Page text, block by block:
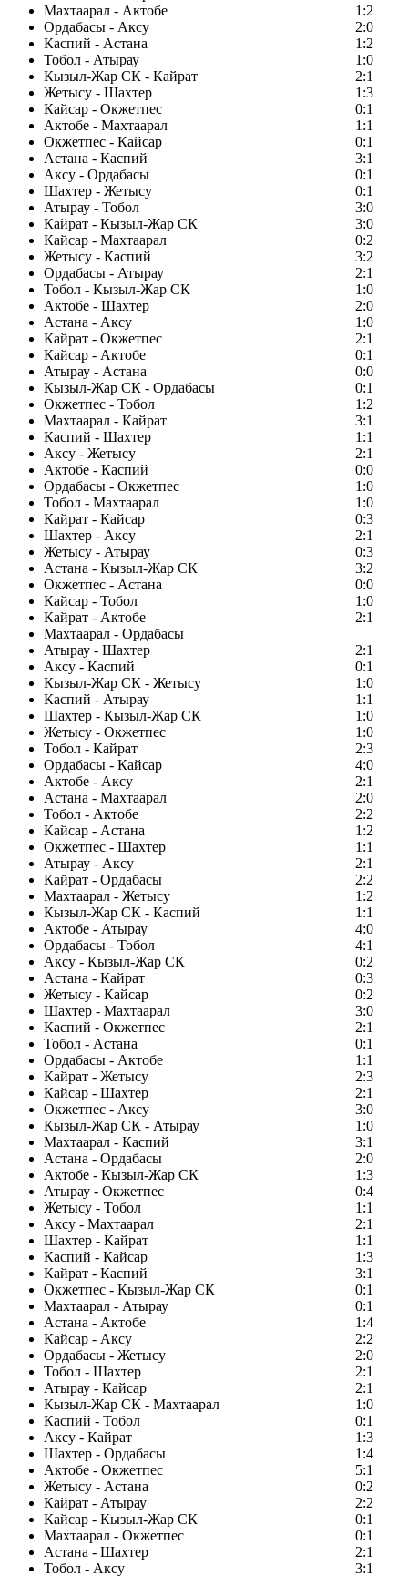
Махтаарал - Актобе
1:2
Ордабасы - Аксу
2:0
Каспий - Астана
1:2
Тобол - Атырау
1:0
Кызыл-Жар СК - Кайрат
2:1
Жетысу - Шахтер
1:3
Кайсар - Окжетпес
0:1
Актобе - Махтаарал
1:1
Окжетпес - Кайсар
0:1
Астана - Каспий
3:1
Аксу - Ордабасы
0:1
Шахтер - Жетысу
0:1
Атырау - Тобол
3:0
Кайрат - Кызыл-Жар СК
3:0
Кайсар - Махтаарал
0:2
Жетысу - Каспий
3:2
Ордабасы - Атырау
2:1
Тобол - Кызыл-Жар СК
1:0
Актобе - Шахтер
2:0
Астана - Аксу
1:0
Кайрат - Окжетпес
2:1
Кайсар - Актобе
0:1
Атырау - Астана
0:0
Кызыл-Жар СК - Ордабасы
0:1
Окжетпес - Тобол
1:2
Махтаарал - Кайрат
3:1
Каспий - Шахтер
1:1
Аксу - Жетысу
2:1
Актобе - Каспий
0:0
Ордабасы - Окжетпес
1:0
Тобол - Махтаарал
1:0
Кайрат - Кайсар
0:3
Шахтер - Аксу
2:1
Жетысу - Атырау
0:3
Астана - Кызыл-Жар СК
3:2
Окжетпес - Астана
0:0
Кайсар - Тобол
1:0
Кайрат - Актобе
2:1
Махтаарал - Ордабасы
Атырау - Шахтер
2:1
Аксу - Каспий
0:1
Кызыл-Жар СК - Жетысу
1:0
Каспий - Атырау
1:1
Шахтер - Кызыл-Жар СК
1:0
Жетысу - Окжетпес
1:0
Тобол - Кайрат
2:3
Ордабасы - Кайсар
4:0
Актобе - Аксу
2:1
Астана - Махтаарал
2:0
Тобол - Актобе
2:2
Кайсар - Астана
1:2
Окжетпес - Шахтер
1:1
Атырау - Аксу
2:1
Кайрат - Ордабасы
2:2
Махтаарал - Жетысу
1:2
Кызыл-Жар СК - Каспий
1:1
Актобе - Атырау
4:0
Ордабасы - Тобол
4:1
Аксу - Кызыл-Жар СК
0:2
Астана - Кайрат
0:3
Жетысу - Кайсар
0:2
Шахтер - Махтаарал
3:0
Каспий - Окжетпес
2:1
Тобол - Астана
0:1
Ордабасы - Актобе
1:1
Кайрат - Жетысу
2:3
Кайсар - Шахтер
2:1
Окжетпес - Аксу
3:0
Кызыл-Жар СК - Атырау
1:0
Махтаарал - Каспий
3:1
Астана - Ордабасы
2:0
Актобе - Кызыл-Жар СК
1:3
Атырау - Окжетпес
0:4
Жетысу - Тобол
1:1
Аксу - Махтаарал
2:1
Шахтер - Кайрат
1:1
Каспий - Кайсар
1:3
Кайрат - Каспий
3:1
Окжетпес - Кызыл-Жар СК
0:1
Махтаарал - Атырау
0:1
Астана - Актобе
1:4
Кайсар - Аксу
2:2
Ордабасы - Жетысу
2:0
Тобол - Шахтер
2:1
Атырау - Кайсар
2:1
Кызыл-Жар СК - Махтаарал
1:0
Каспий - Тобол
0:1
Аксу - Кайрат
1:3
Шахтер - Ордабасы
1:4
Актобе - Окжетпес
5:1
Жетысу - Астана
0:2
Кайрат - Атырау
2:2
Кайсар - Кызыл-Жар СК
0:1
Махтаарал - Окжетпес
0:1
Астана - Шахтер
2:1
Тобол - Аксу
3:1